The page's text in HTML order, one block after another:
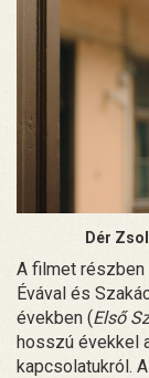
Dér
A filmet részben
Évával és
években (Első
hosszú évekkel
kapcsolatukról.